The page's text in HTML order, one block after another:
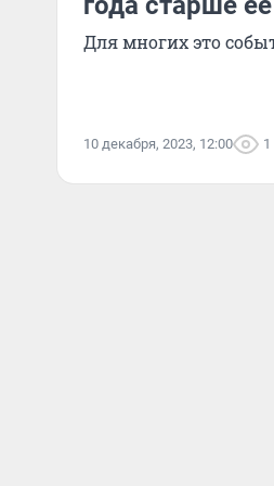
Для многих это
10 декабря, 2023, 12:00 1